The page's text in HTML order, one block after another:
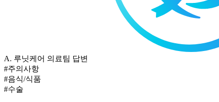
A. 루닛케어 의료팀 답변
#주의사항
#음식/식품
#수술